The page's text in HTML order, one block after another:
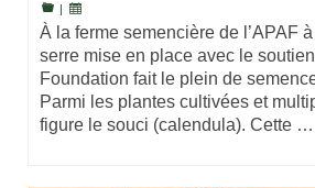
|
À la ferme semencière de l’APAF
serre mise en place avec le
Foundation fait le plein de
Parmi les plantes cultivées et
figure le souci (calendula). Cette …